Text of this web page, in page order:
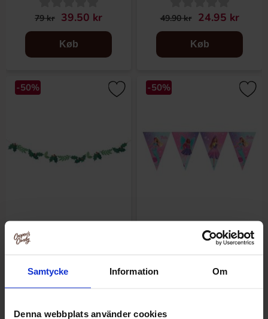
Samtycke Information Om
Denna webbplats använder cookies
79 kr 39.50 kr
Køb
49.90 kr 24.95 kr
Køb
-50%
39 kr 19.50 kr
-50%
Vimpelgirlang Barbie Fantasy
44.50 kr